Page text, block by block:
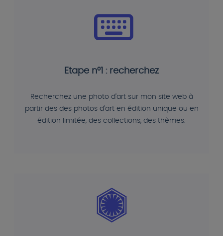
Etape n°1 : recherchez
Recherchez une photo d'art sur mon site web à
partir des des photos d'art en édition unique ou en
édition limitée, des collections, des thèmes.